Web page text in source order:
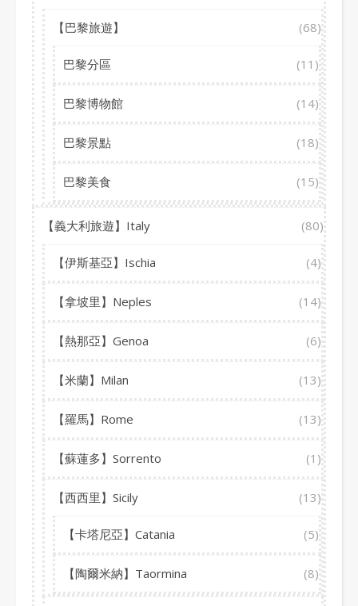
【巴黎旅遊】 (68)
巴黎分區 (11)
巴黎博物館 (14)
巴黎景點 (18)
巴黎美食 (15)
【義大利旅遊】Italy (80)
【伊斯基亞】Ischia (4)
【拿坡里】Neples (14)
【熱那亞】Genoa (6)
【米蘭】Milan (13)
【羅馬】Rome (13)
【蘇蓮多】Sorrento (1)
【西西里】Sicily (13)
【卡塔尼亞】Catania (5)
【陶爾米納】Taormina (8)